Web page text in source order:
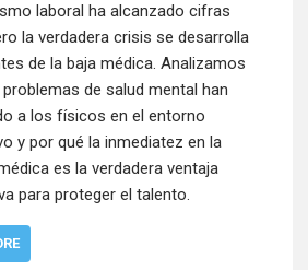
laboral ha alcanzado cifras
la verdadera crisis se desarrolla
de la baja médica. Analizamos
de salud mental han
a los físicos en el entorno
y por qué la inmediatez en la
es la verdadera ventaja
para proteger el talento.